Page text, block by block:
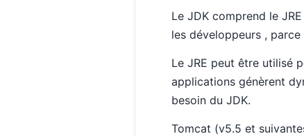
Le JDK comprend le
les développeurs ,
Le JRE peut être utilisé
applications génèrent
besoin du JDK.
Tomcat (v5.5 et